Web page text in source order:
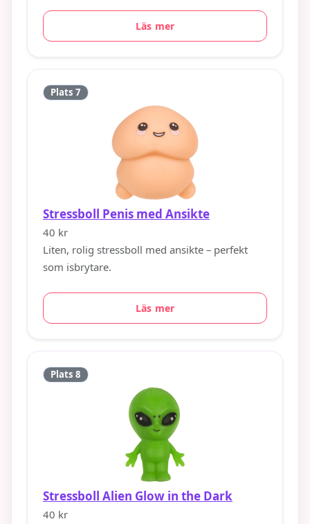
Läs mer
Plats 7
Stressboll Penis med Ansikte
40 kr
Liten, rolig stressboll med ansikte – perfekt
som isbrytare.
Läs mer
Plats 8
Stressboll Alien Glow in the Dark
40 kr